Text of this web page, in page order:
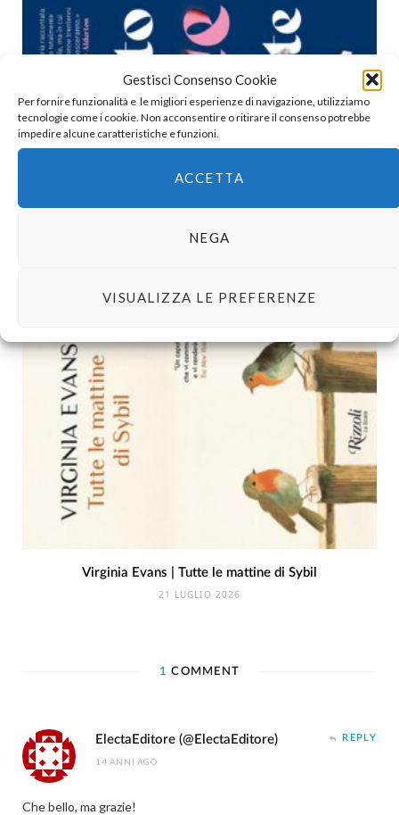
Gestisci Consenso Cookie
Per fornire funzionalità e le migliori esperienze di navigazione, utilizziamo
tecnologie come i cookie. Non acconsentire o ritirare il consenso potrebbe
impedire alcune caratteristiche e funzioni.
ACCETTA
NEGA
VISUALIZZA LE PREFERENZE
Virginia Evans | Tutte le mattine di Sybil
21 LUGLIO 2026
1 COMMENT
ElectaEditore (@ElectaEditore)
14 ANNI AGO
REPLY
Che bello, ma grazie!